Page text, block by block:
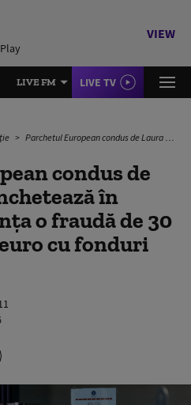
VIEW
LIVE FM LIVE TV
Parchetul European condus de Laura Kovesi anchetează în România și Franța o fraudă de 30 de milioane de euro cu fonduri europene
condus de
în
o fraudă de 30
cu fonduri